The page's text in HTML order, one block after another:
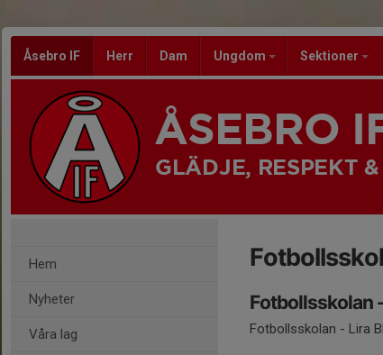
Åsebro IF Herr Dam Ungdom Sektioner
ÅSEBRO
GLÄDJE, RESPEKT
Hem
Nyheter
Våra lag
Fotbollsskolan
Fotbollsskolan - Lira